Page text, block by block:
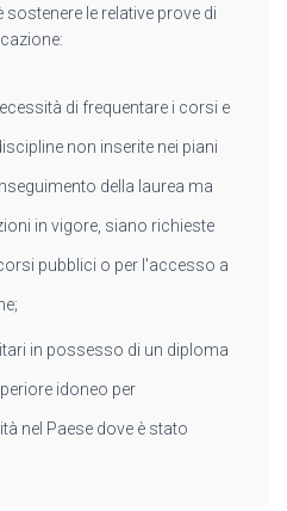
le relative prove di
di frequentare i corsi e
non inserite nei piani
della laurea ma
in vigore, siano richieste
pubblici o per l'accesso a
in possesso di un diploma
idoneo per
nel Paese dove è stato